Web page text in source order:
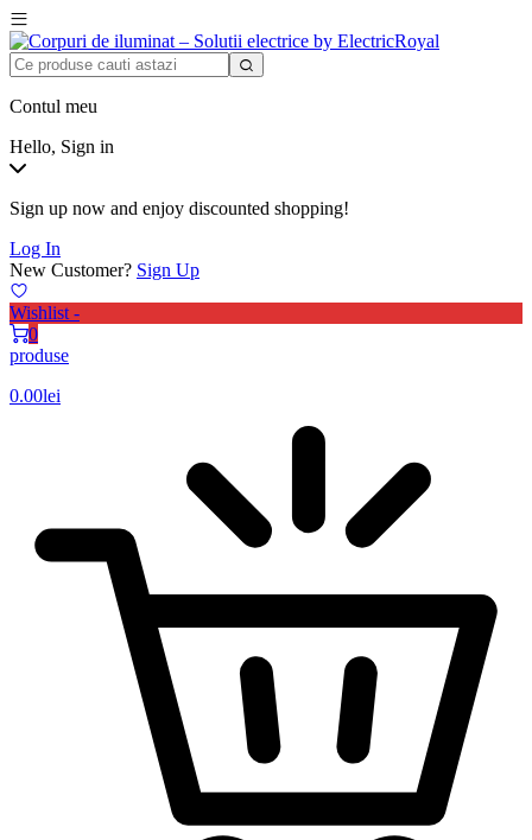
Contul meu
Hello, Sign in
Sign up now and enjoy discounted shopping!
Log In
New Customer? Sign Up
Wishlist -
0
produse
0.00lei